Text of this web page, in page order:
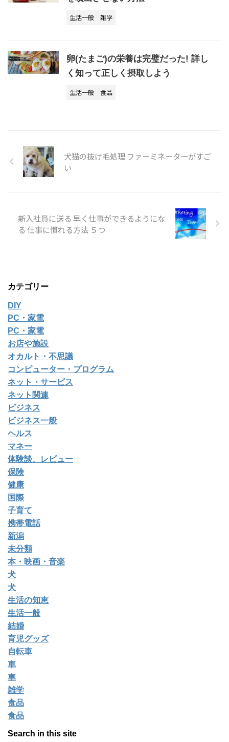
生活一般 雑学
卵(たまご)の栄養は完璧だった! 詳し
く知って正しく摂取しよう
生活一般 食品
犬猫の抜け毛処理 ファーミネーターがすご
い
新入社員に送る 早く仕事ができるようにな
る 仕事に慣れる方法 ５つ
カテゴリー
DIY
PC・家電
PC・家電
お店や施設
オカルト・不思議
コンピューター・プログラム
ネット・サービス
ネット関連
ビジネス
ビジネス一般
ヘルス
マネー
体験談、レビュー
保険
健康
国際
子育て
携帯電話
新潟
未分類
本・映画・音楽
犬
犬
生活の知恵
生活一般
結婚
育児グッズ
自転車
車
車
雑学
食品
食品
Search in this site